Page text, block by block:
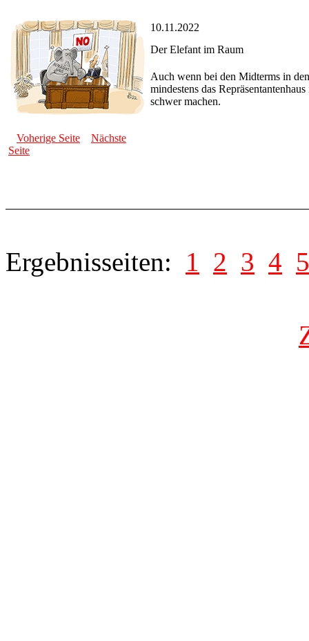
10.11.2022
Der Elefant im Raum
Auch wenn bei den Midterms in
mindestens das
schwer machen.
Voherige Seite
Nächste
Seite
Ergebnisseiten: 1 2 3 4 5